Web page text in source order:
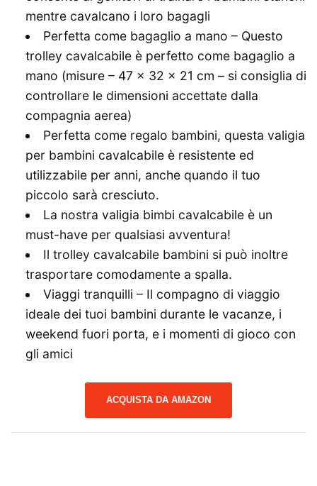
mentre cavalcano i loro bagagli
Perfetta come bagaglio a mano – Questo
trolley cavalcabile è perfetto come bagaglio a
mano (misure – 47 x 32 x 21 cm – si consiglia di
controllare le dimensioni accettate dalla
compagnia aerea)
Perfetta come regalo bambini, questa valigia
per bambini cavalcabile è resistente ed
utilizzabile per anni, anche quando il tuo
piccolo sarà cresciuto.
La nostra valigia bimbi cavalcabile è un
must-have per qualsiasi avventura!
Il trolley cavalcabile bambini si può inoltre
trasportare comodamente a spalla.
Viaggi tranquilli – Il compagno di viaggio
ideale dei tuoi bambini durante le vacanze, i
weekend fuori porta, e i momenti di gioco con
gli amici
ACQUISTA DA AMAZON